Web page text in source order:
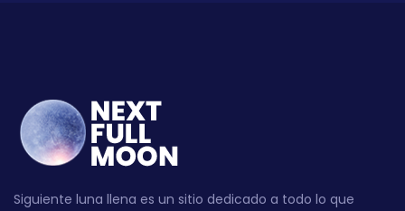
Siguiente luna llena es un sitio dedicado a todo lo que